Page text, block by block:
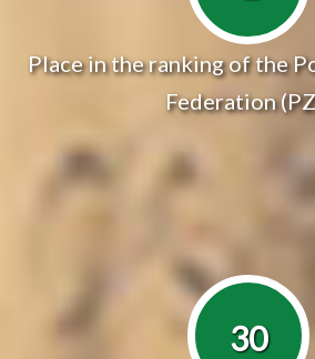
Place in the ranking of the
Federation
30